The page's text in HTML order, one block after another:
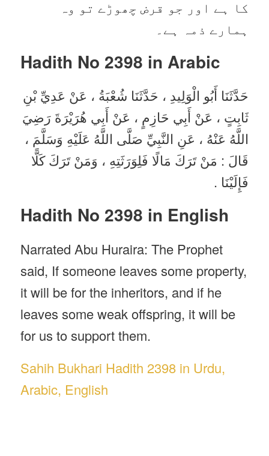
کا ہے اور جو قرض چھوڑے تو وہ
ہمارے ذمہ ہے۔
Hadith No 2398 in Arabic
حَدَّثَنَا أَبُو الْوَلِيدِ ، حَدَّثَنَا شُعْبَةُ ، عَنْ عَدِيِّ بْنِ
ثَابِتٍ ، عَنْ أَبِي حَازِمٍ ، عَنْ أَبِي هُرَيْرَةَ رَضِيَ
اللَّهُ عَنْهُ ، عَنِ النَّبِيِّ صَلَّى اللَّهُ عَلَيْهِ وَسَلَّمَ ،
قَالَ : مَنْ تَرَكَ مَالًا فَلِوَرَثَتِهِ ، وَمَنْ تَرَكَ كَلًّا
فَإِلَيْنَا .
Hadith No 2398 in English
Narrated Abu Huraira: The Prophet
said, If someone leaves some property,
it will be for the inheritors, and if he
leaves some weak offspring, it will be
for us to support them.
Sahih Bukhari Hadith 2398 in Urdu,
Arabic, English